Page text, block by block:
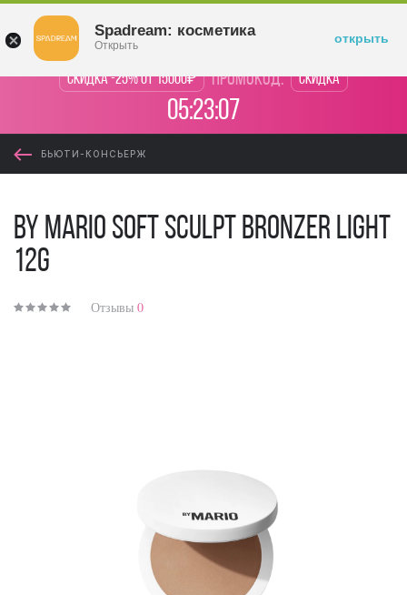
Скидка -25% от 15000₽ промокод: Скидка
05:23:07
БЬЮТИ-КОНСЬЕРЖ
By Mario Soft Sculpt Bronzer Light
12g
Отзывы 0
Spadream: косметика
Открыть открыть